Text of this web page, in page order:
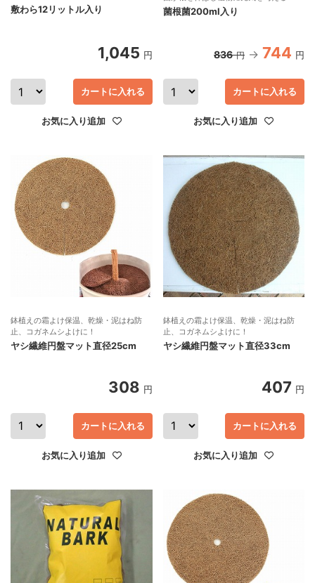
敷わら12リットル入り
1,045 円
カートに入れる
お気に入り追加
菌根菌200ml入り
836 円 744 円
カートに入れる
お気に入り追加
鉢植えの霜よけ保温、乾燥・泥はね防
止、コガネムシよけに！
ヤシ繊維円盤マット直径25cm
308 円
カートに入れる
お気に入り追加
鉢植えの霜よけ保温、乾燥・泥はね防
止、コガネムシよけに！
ヤシ繊維円盤マット直径33cm
407 円
カートに入れる
お気に入り追加